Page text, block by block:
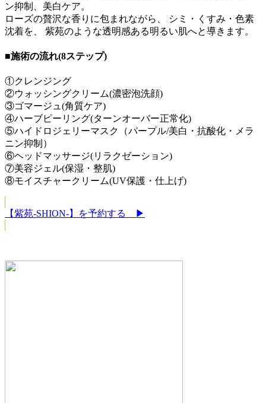
ン抑制、美白ケア。
ローズの贅沢な香りに包まれながら、 シミ・くすみ・色素
沈着を、 紫苑のような透明感ある明るい肌へと導きます。
■施術の流れ(8ステップ)
①クレンジング
②ウォッシングクリーム(濃密泡洗顔)
③ゴマージュ(角質ケア)
④ハーブピーリング(ターンオーバー正常化)
⑤ハイドロジェリーマスク（パープル/美白・抗酸化・メラ
ニン抑制）
⑥ヘッドマッサージ(リラクゼーション)
⑦美容ジェル(保湿・整肌)
⑧モイスチャークリーム(UV保護・仕上げ)
【紫苑-SHION-】を予約する ▶